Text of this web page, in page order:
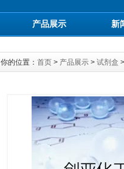
产品展示 新
你的位置： 首页 > 产品展示 > 试剂盒